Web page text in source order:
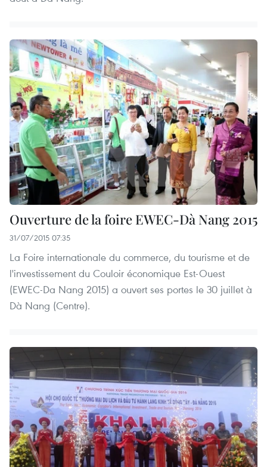
Ouverture de la foire EWEC-Dà Nang 2015
31/07/2015 07:35
La Foire internationale du commerce, du tourisme et de
l'investissement du Couloir économique Est-Ouest
(EWEC-Da Nang 2015) a ouvert ses portes le 30 juillet à
Dà Nang (Centre).